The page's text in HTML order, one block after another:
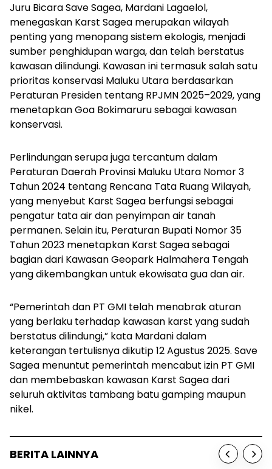
Juru Bicara Save Sagea, Mardani Lagaelol,
menegaskan Karst Sagea merupakan wilayah
penting yang menopang sistem ekologis, menjadi
sumber penghidupan warga, dan telah berstatus
kawasan dilindungi. Kawasan ini termasuk salah satu
prioritas konservasi Maluku Utara berdasarkan
Peraturan Presiden tentang RPJMN 2025–2029, yang
menetapkan Goa Bokimaruru sebagai kawasan
konservasi.
Perlindungan serupa juga tercantum dalam
Peraturan Daerah Provinsi Maluku Utara Nomor 3
Tahun 2024 tentang Rencana Tata Ruang Wilayah,
yang menyebut Karst Sagea berfungsi sebagai
pengatur tata air dan penyimpan air tanah
permanen. Selain itu, Peraturan Bupati Nomor 35
Tahun 2023 menetapkan Karst Sagea sebagai
bagian dari Kawasan Geopark Halmahera Tengah
yang dikembangkan untuk ekowisata gua dan air.
“Pemerintah dan PT GMI telah menabrak aturan
yang berlaku terhadap kawasan karst yang sudah
berstatus dilindungi,” kata Mardani dalam
keterangan tertulisnya dikutip 12 Agustus 2025. Save
Sagea menuntut pemerintah mencabut izin PT GMI
dan membebaskan kawasan Karst Sagea dari
seluruh aktivitas tambang batu gamping maupun
nikel.
BERITA LAINNYA